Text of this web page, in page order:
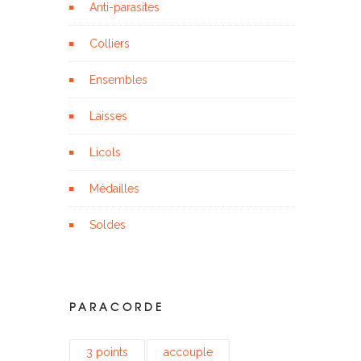
Anti-parasites
Colliers
Ensembles
Laisses
Licols
Médailles
Soldes
PARACORDE
3 points accouple